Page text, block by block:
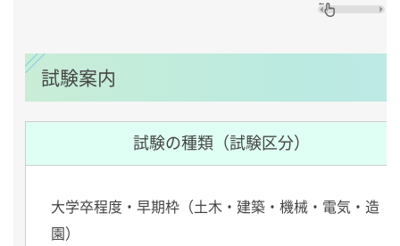
試験案内
試験の種類（試験区分）
大学卒程度・早期枠（土木・建築・機械・電気・造
園）